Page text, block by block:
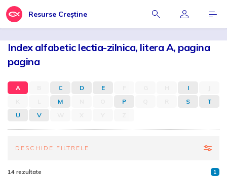
Resurse Creștine
Index alfabetic lectia-zilnica, litera A, pagina
pagina
A C D E I
M P S
T
U
V
DESCHIDE FILTRELE
14 rezultate 1